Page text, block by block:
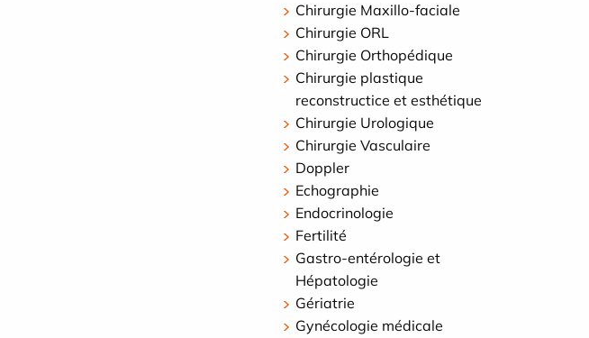
Chirurgie Maxillo-faciale
Chirurgie ORL
Chirurgie Orthopédique
Chirurgie plastique
reconstructice et esthétique
Chirurgie Urologique
Chirurgie Vasculaire
Doppler
Echographie
Endocrinologie
Fertilité
Gastro-entérologie et
Hépatologie
Gériatrie
Gynécologie médicale